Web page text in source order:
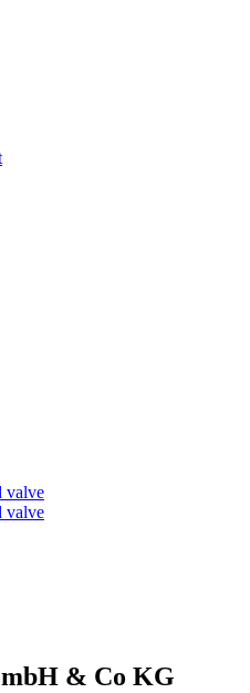
valve
valve
& Co KG